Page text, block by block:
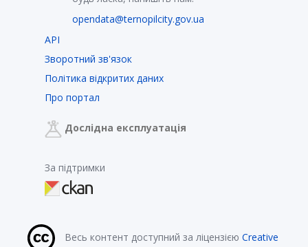
opendata@ternopilcity.gov.ua
API
Зворотний зв'язок
Політика відкритих даних
Про портал
Дослідна експлуатація
За підтримки
Весь контент доступний за ліцензією Creative